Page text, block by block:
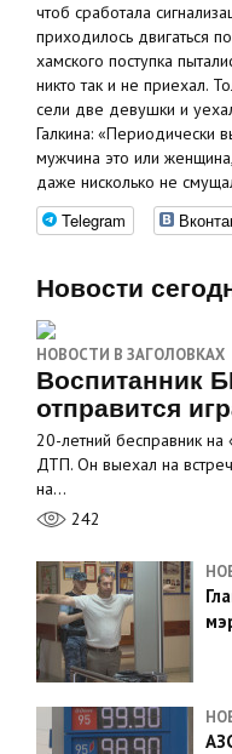
чтоб сработала
приходилось двигаться
хамского поступка
никто так и не приехал.
сели две девушки и
Галкина: «Периодически
мужчина это или
даже нисколько не
Telegram
Новости
НОВОСТИ В ЗАГОЛОВКАХ
Воспитанник
отправится
20-летний бесправник
ДТП. Он выехал на
на…
242